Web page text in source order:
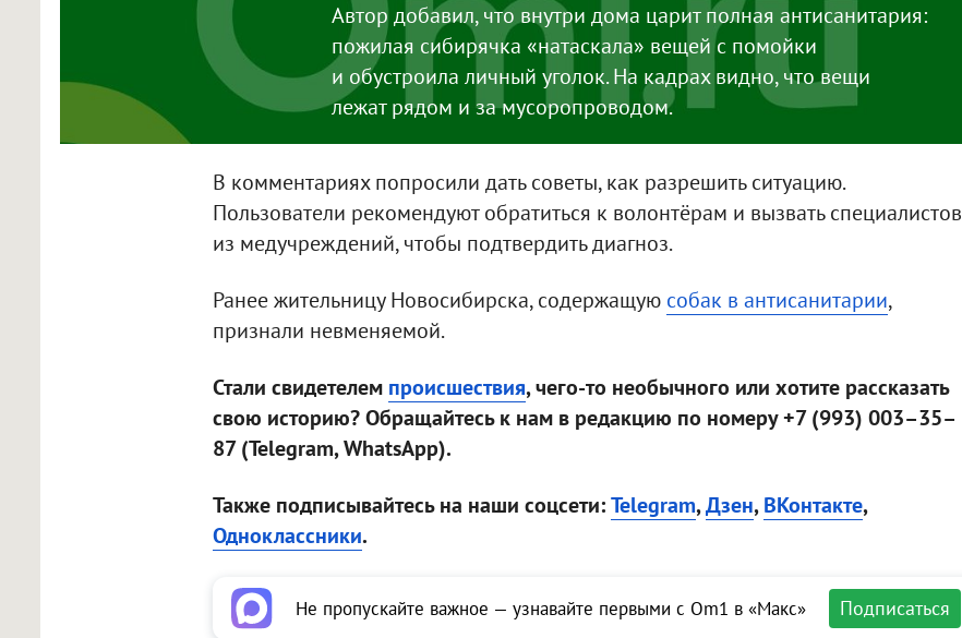
Автор добавил, что внутри дома царит полная антисанитария:
пожилая сибирячка «натаскала» вещей с помойки
и обустроила личный уголок. На кадрах видно, что вещи
лежат рядом и за мусоропроводом.
В комментариях попросили дать советы, как разрешить ситуацию.
Пользователи рекомендуют обратиться к волонтёрам и вызвать специалистов
из медучреждений, чтобы подтвердить диагноз.
Ранее жительницу Новосибирска, содержащую собак в антисанитарии,
признали невменяемой.
Стали свидетелем происшествия, чего-то необычного или хотите рассказать
свою историю? Обращайтесь к нам в редакцию по номеру +7 (993) 003–35–
87 (Telegram, WhatsApp).
Также подписывайтесь на наши соцсети:Telegram,Дзен,ВКонтакте,
Одноклассники.
Не пропускайте важное — узнавайте первыми с Om1 в «Макс» Подписаться